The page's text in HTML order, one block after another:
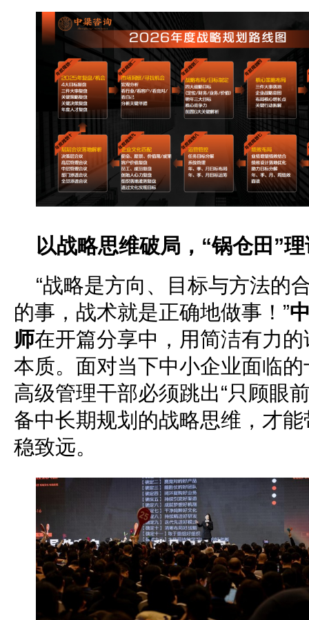
以战略思维破局，“锅仓田”
“战略是方向、目标与方法的
的事，战术就是正确地做事！”
师在开篇分享中，用简洁有力
本质。面对当下中小企业面临
高级管理干部必须跳出“只顾眼
备中长期规划的战略思维，才
稳致远。